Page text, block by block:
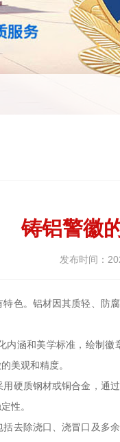
铸铝警徽
发布时间：
色。铝材因其质轻、
涵和美学标准，绘制
美观和精度。
硬质钢材或铜合金，通
性。
去除浇口、浇冒口及